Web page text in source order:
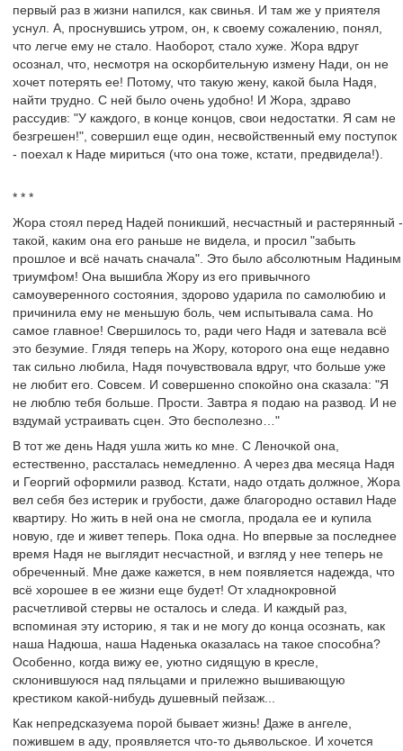
первый раз в жизни напился, как свинья. И там же у приятеля
уснул. А, проснувшись утром, он, к своему сожалению, понял,
что легче ему не стало. Наоборот, стало хуже. Жора вдруг
осознал, что, несмотря на оскорбительную измену Нади, он не
хочет потерять ее! Потому, что такую жену, какой была Надя,
найти трудно. С ней было очень удобно! И Жора, здраво
рассудив: "У каждого, в конце концов, свои недостатки. Я сам не
безгрешен!", совершил еще один, несвойственный ему поступок
- поехал к Наде мириться (что она тоже, кстати, предвидела!).
* * *
Жора стоял перед Надей поникший, несчастный и растерянный -
такой, каким она его раньше не видела, и просил "забыть
прошлое и всё начать сначала". Это было абсолютным Надиным
триумфом! Она вышибла Жору из его привычного
самоуверенного состояния, здорово ударила по самолюбию и
причинила ему не меньшую боль, чем испытывала сама. Но
самое главное! Свершилось то, ради чего Надя и затевала всё
это безумие. Глядя теперь на Жору, которого она еще недавно
так сильно любила, Надя почувствовала вдруг, что больше уже
не любит его. Совсем. И совершенно спокойно она сказала: "Я
не люблю тебя больше. Прости. Завтра я подаю на развод. И не
вздумай устраивать сцен. Это бесполезно…"
В тот же день Надя ушла жить ко мне. С Леночкой она,
естественно, рассталась немедленно. А через два месяца Надя
и Георгий оформили развод. Кстати, надо отдать должное, Жора
вел себя без истерик и грубости, даже благородно оставил Наде
квартиру. Но жить в ней она не смогла, продала ее и купила
новую, где и живет теперь. Пока одна. Но впервые за последнее
время Надя не выглядит несчастной, и взгляд у нее теперь не
обреченный. Мне даже кажется, в нем появляется надежда, что
всё хорошее в ее жизни еще будет! От хладнокровной
расчетливой стервы не осталось и следа. И каждый раз,
вспоминая эту историю, я так и не могу до конца осознать, как
наша Надюша, наша Наденька оказалась на такое способна?
Особенно, когда вижу ее, уютно сидящую в кресле,
склонившуюся над пяльцами и прилежно вышивающую
крестиком какой-нибудь душевный пейзаж...
Как непредсказуема порой бывает жизнь! Даже в ангеле,
пожившем в аду, проявляется что-то дьявольское. И хочется